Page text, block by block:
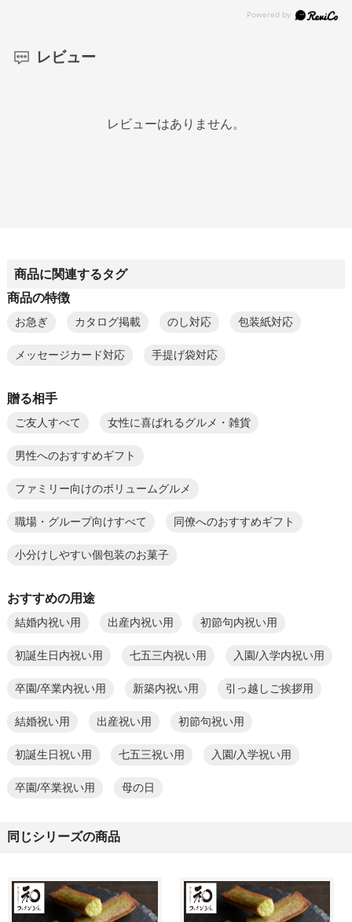
レビュー
レビューはありません。
商品に関連するタグ
商品の特徴
お急ぎ カタログ掲載 のし対応 包装紙対応
メッセージカード対応 手提げ袋対応
贈る相手
ご友人すべて 女性に喜ばれるグルメ・雑貨
男性へのおすすめギフト
ファミリー向けのボリュームグルメ
職場・グループ向けすべて 同僚へのおすすめギフト
小分けしやすい個包装のお菓子
おすすめの用途
結婚内祝い用 出産内祝い用 初節句内祝い用
初誕生日内祝い用 七五三内祝い用 入園/入学内祝い用
卒園/卒業内祝い用 新築内祝い用 引っ越しご挨拶用
結婚祝い用 出産祝い用 初節句祝い用
初誕生日祝い用 七五三祝い用 入園/入学祝い用
卒園/卒業祝い用 母の日
同じシリーズの商品